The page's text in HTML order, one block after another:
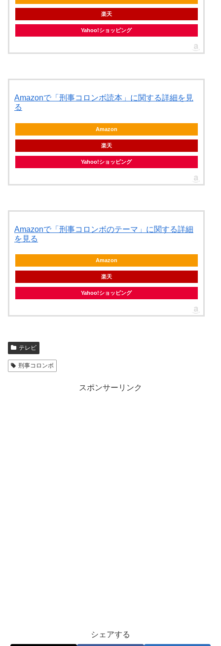
楽天
Yahoo!ショッピング
Amazonで「刑事コロンボ読本」に関する詳細を見
る
Amazon
楽天
Yahoo!ショッピング
Amazonで「刑事コロンボのテーマ」に関する詳細
を見る
Amazon
楽天
Yahoo!ショッピング
テレビ
刑事コロンボ
スポンサーリンク
シェアする